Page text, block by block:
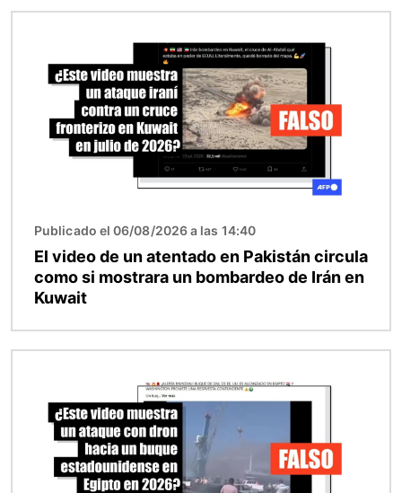
Publicado el 06/08/2026 a las 14:40
El video de un atentado en Pakistán circula
como si mostrara un bombardeo de Irán en
Kuwait